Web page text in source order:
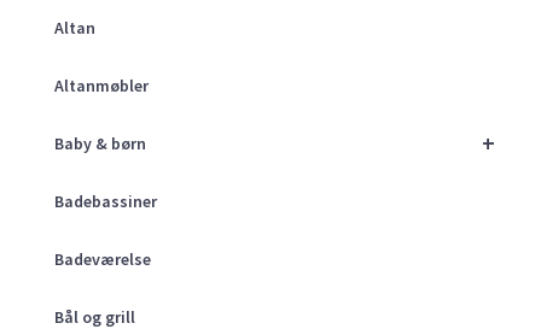
Altan
Altanmøbler
+
Baby & børn
Badebassiner
Badeværelse
Bål og grill